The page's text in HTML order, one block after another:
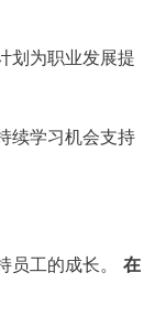
划为职业发展提
续学习机会支持
员工的成长。 在